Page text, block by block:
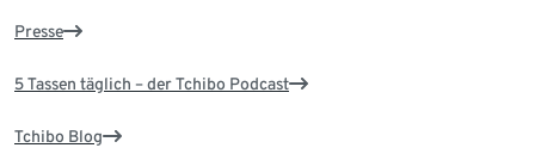
Presse
5 Tassen täglich – der Tchibo Podcast
Tchibo Blog